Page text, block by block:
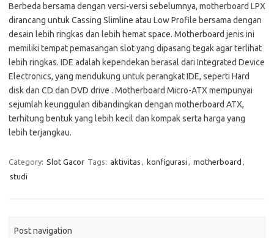
Berbeda bersama dengan versi-versi sebelumnya, motherboard LPX
dirancang untuk Cassing Slimline atau Low Profile bersama dengan
desain lebih ringkas dan lebih hemat space. Motherboard jenis ini
memiliki tempat pemasangan slot yang dipasang tegak agar terlihat
lebih ringkas. IDE adalah kependekan berasal dari Integrated Device
Electronics, yang mendukung untuk perangkat IDE, seperti Hard
disk dan CD dan DVD drive . Motherboard Micro-ATX mempunyai
sejumlah keunggulan dibandingkan dengan motherboard ATX,
terhitung bentuk yang lebih kecil dan kompak serta harga yang
lebih terjangkau.
Category: Slot Gacor Tags: aktivitas , konfigurasi , motherboard ,
studi
Post navigation